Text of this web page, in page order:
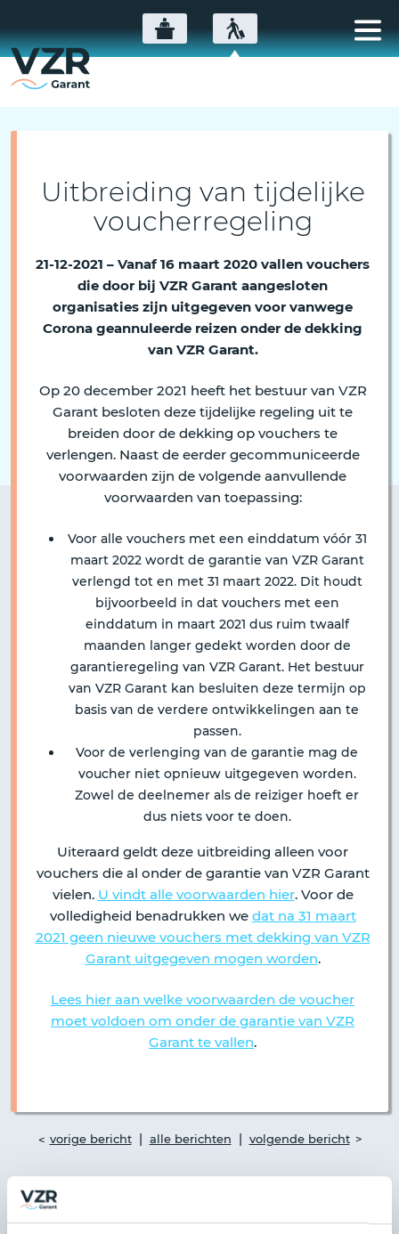
Uitbreiding van tijdelijke
voucherregeling
21-12-2021 – Vanaf 16 maart 2020 vallen vouchers
die door bij VZR Garant aangesloten
organisaties zijn uitgegeven voor vanwege
Corona geannuleerde reizen onder de dekking
van VZR Garant.
Op 20 december 2021 heeft het bestuur van VZR
Garant besloten deze tijdelijke regeling uit te
breiden door de dekking op vouchers te
verlengen. Naast de eerder gecommuniceerde
voorwaarden zijn de volgende aanvullende
voorwaarden van toepassing:
Voor alle vouchers met een einddatum vóór 31
maart 2022 wordt de garantie van VZR Garant
verlengd tot en met 31 maart 2022. Dit houdt
bijvoorbeeld in dat vouchers met een
einddatum in maart 2021 dus ruim twaalf
maanden langer gedekt worden door de
garantieregeling van VZR Garant. Het bestuur
van VZR Garant kan besluiten deze termijn op
basis van de verdere ontwikkelingen aan te
passen.
Voor de verlenging van de garantie mag de
voucher niet opnieuw uitgegeven worden.
Zowel de deelnemer als de reiziger hoeft er
dus niets voor te doen.
Uiteraard geldt deze uitbreiding alleen voor
vouchers die al onder de garantie van VZR Garant
vielen. U vindt alle voorwaarden hier. Voor de
volledigheid benadrukken we dat na 31 maart
2021 geen nieuwe vouchers met dekking van VZR
Garant uitgegeven mogen worden.
Lees hier aan welke voorwaarden de voucher
moet voldoen om onder de garantie van VZR
Garant te vallen.
vorige bericht | alle berichten | volgende bericht